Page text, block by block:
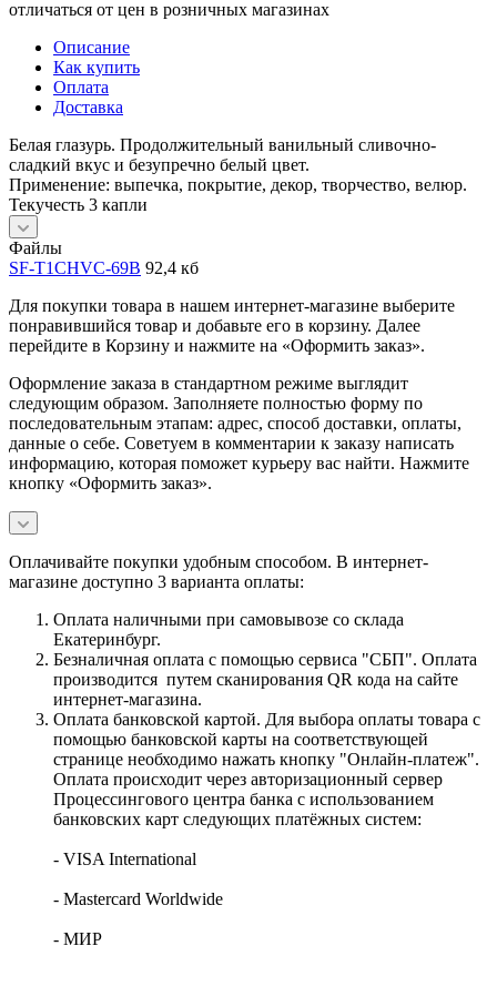
отличаться от цен в розничных магазинах
Описание
Как купить
Оплата
Доставка
Белая глазурь. Продолжительный ванильный сливочно-
сладкий вкус и безупречно белый цвет.
Применение: выпечка, покрытие, декор, творчество, велюр.
Текучесть 3 капли
Файлы
SF-T1CHVC-69B 92,4 кб
Для покупки товара в нашем интернет-магазине выберите
понравившийся товар и добавьте его в корзину. Далее
перейдите в Корзину и нажмите на «Оформить заказ».
Оформление заказа в стандартном режиме выглядит
следующим образом. Заполняете полностью форму по
последовательным этапам: адрес, способ доставки, оплаты,
данные о себе. Советуем в комментарии к заказу написать
информацию, которая поможет курьеру вас найти. Нажмите
кнопку «Оформить заказ».
Оплачивайте покупки удобным способом. В интернет-
магазине доступно 3 варианта оплаты:
Оплата наличными при самовывозе со склада
Екатеринбург.
Безналичная оплата с помощью сервиса "СБП". Оплата
производится путем сканирования QR кода на сайте
интернет-магазина.
Оплата банковской картой. Для выбора оплаты товара с
помощью банковской карты на соответствующей
странице необходимо нажать кнопку "Онлайн-платеж".
Оплата происходит через авторизационный сервер
Процессингового центра банка с использованием
банковских карт следующих платёжных систем:
- VISA International
- Mastercard Worldwide
- МИР